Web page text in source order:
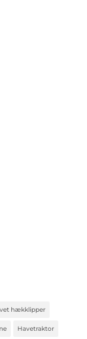
hækklipper
Havetraktor